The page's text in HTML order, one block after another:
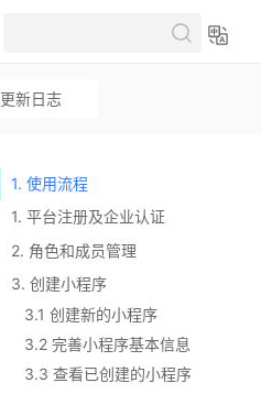
更新日志
1. 使用流程
1. 平台注册及企业认证
2. 角色和成员管理
3. 创建小程序
3.1 创建新的小程序
3.2 完善小程序基本信息
3.3 查看已创建的小程序